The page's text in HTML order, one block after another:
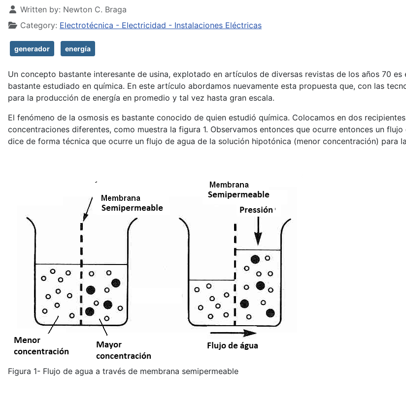
Details
Written by: Newton C. Braga
Category: Electrotécnica - Electricidad - Instalaciones Eléctricas
generador energía
Un concepto bastante interesante de usina, explotado en artículos de diversas revistas de los años 70
bastante estudiado en química. En este artículo abordamos nuevamente esta propuesta que, con las
para la producción de energía en promedio y tal vez hasta gran escala.
El fenómeno de la osmosis es bastante conocido de quien estudió química. Colocamos en dos
concentraciones diferentes, como muestra la figura 1. Observamos entonces que ocurre entonces un
dice de forma técnica que ocurre un flujo de agua de la solución hipotónica (menor concentración) para
Figura 1- Flujo de agua a través de membrana semipermeable